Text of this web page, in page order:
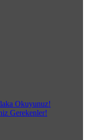
Okuyunuz!
Gerekenler!